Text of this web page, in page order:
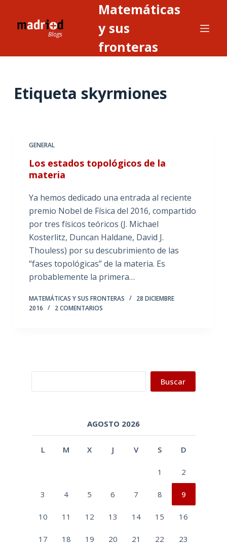
Matemáticas
y sus
fronteras
Etiqueta skyrmiones
GENERAL
Los estados topológicos de la
materia
Ya hemos dedicado una entrada al reciente
premio Nobel de Física del 2016, compartido
por tres físicos teóricos (J. Michael
Kosterlitz, Duncan Haldane, David J.
Thouless) por su descubrimiento de las
“fases topológicas” de la materia. Es
probablemente la primera…
MATEMÁTICAS Y SUS FRONTERAS
28 DICIEMBRE
2016
2 COMENTARIOS
Buscar
AGOSTO 2026
L M X J V S D
1 2
3 4 5 6 7 8 9
10 11 12 13 14 15 16
17 18 19 20 21 22 23